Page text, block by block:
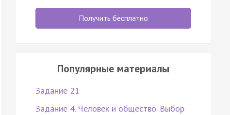
Получить бесплатно
Популярные материалы
Задание 21
Задание 4. Человек и общество. Выбор